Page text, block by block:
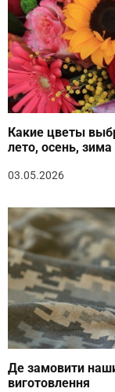
Какие цветы
лето, осень, зима
03.05.2026
Де замовити
виготовлення